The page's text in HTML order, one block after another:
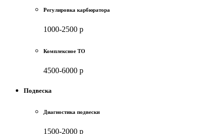
Регулировка карбюратора
1000-2500 р
Комплексное ТО
4500-6000 р
Подвеска
Диагностика подвески
1500-2000 р